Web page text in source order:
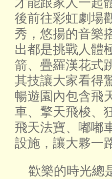
後前往彩虹劇場
秀，悠揚的音樂
出都是挑戰人體
箭、疊羅漢花式
其技讓大家看得
暢遊園內包含飛
車、擎天飛梭、
飛天法寶、嘟嘟
設施，讓大夥一
歡樂的時光總